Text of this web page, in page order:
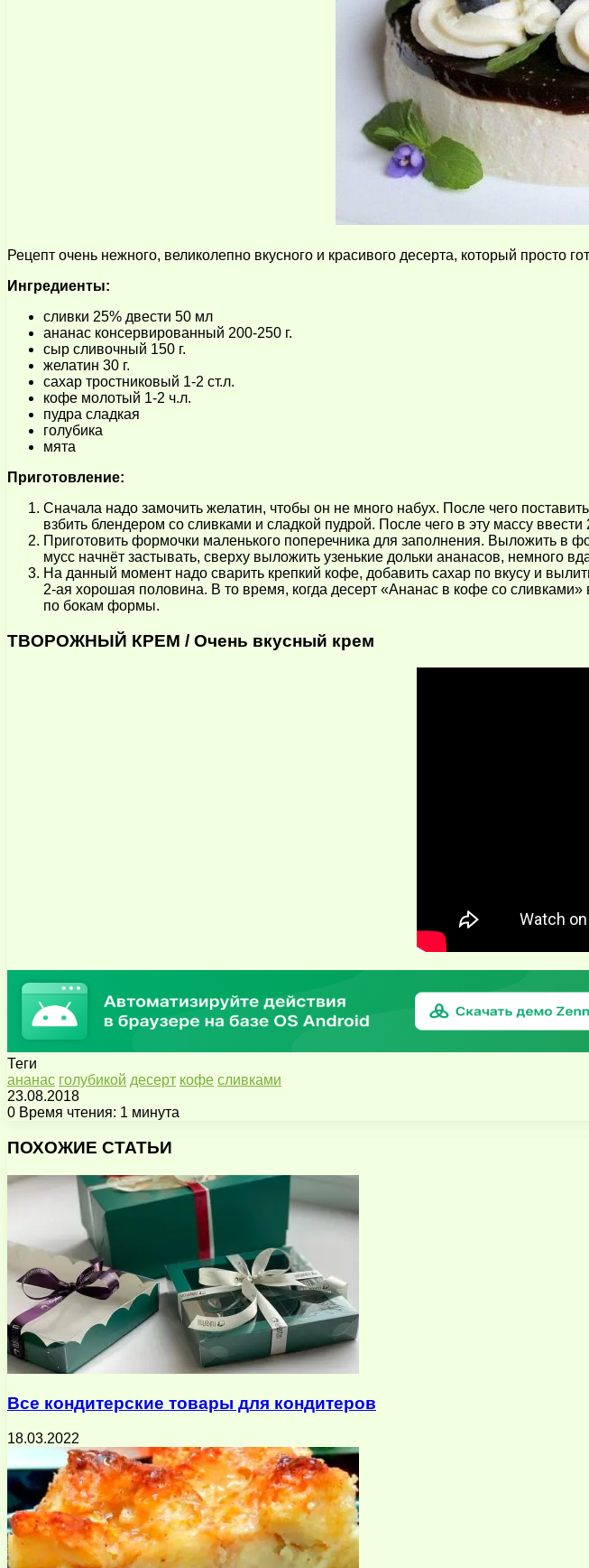
Рецепт очень нежного, великолепно вкусного и красивого десерта, который просто
Ингредиенты:
сливки 25% двести 50 мл
ананас консервированный 200-250 г.
сыр сливочный 150 г.
желатин 30 г.
сахар тростниковый 1-2 ст.л.
кофе молотый 1-2 ч.л.
пудра сладкая
голубика
мята
Приготовление:
Сначала надо замочить желатин, чтобы он не много набух. После чего
взбить блендером со сливками и сладкой пудрой. После чего в эту массу
Приготовить формочки маленького поперечника для заполнения. Выложить в
мусс начнёт застывать, сверху выложить узенькие дольки ананасов, немного
На данный момент надо сварить крепкий кофе, добавить сахар по вкусу и
2-ая хорошая половина. В то время, когда десерт «Ананас в кофе со
по бокам формы.
ТВОРОЖНЫЙ КРЕМ / Очень вкусный крем
Теги
ананас голубикой десерт кофе сливками
23.08.2018
0 Время чтения: 1 минута
через
почту
ПОХОЖИЕ СТАТЬИ
Все кондитерские товары для кондитеров
18.03.2022